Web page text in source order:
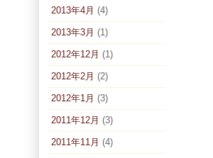
2013年4月 (4)
2013年3月 (1)
2012年12月 (1)
2012年2月 (2)
2012年1月 (3)
2011年12月 (3)
2011年11月 (4)